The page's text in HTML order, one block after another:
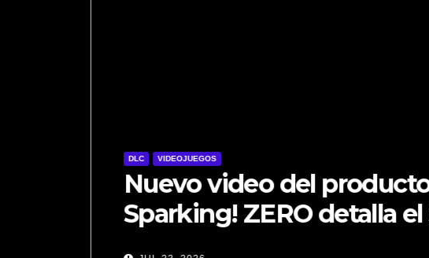
productor de DRAGON BALL:
detalla el Super Limit-Breaking